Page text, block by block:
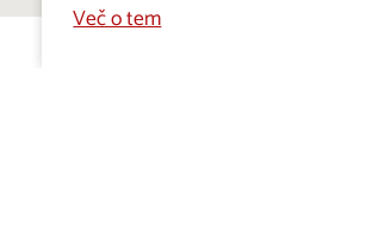
Več o tem